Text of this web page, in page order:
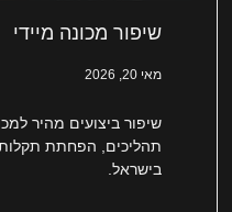
שיפור מכונה מיידי
מאי 20, 2026
שיפור ביצועים מהיר
תהליכים, הפחתת תקלות
בישראל.